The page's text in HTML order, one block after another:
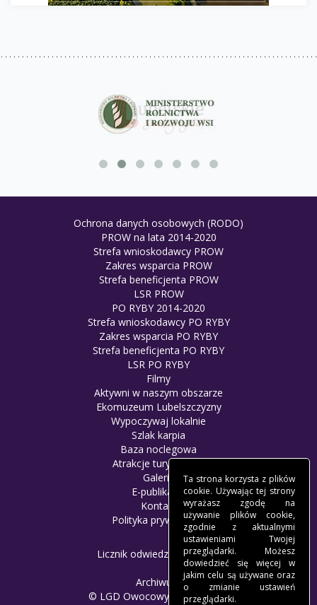
Ochrona danych osobowych (RODO)
PROW na lata 2014-2020
Strefa wnioskodawcy PROW
Zakres wsparcia PROW
Strefa beneficjenta PROW
LSR PROW
PO RYBY 2014-2020
Strefa wnioskodawcy PO RYBY
Zakres wsparcia PO RYBY
Strefa beneficjenta PO RYBY
LSR PO RYBY
Filmy
Aktywni w naszym obszarze
Ekomuzeum Lubelszczyzny
Wypoczywaj lokalnie
Szlak karpia
Baza noclegowa
Atrakcje turystyczne
Galeria
E-publikacje
Kontakt
Polityka prywatności
Licznik odwiedzin: 8378632
Archiwum
© LGD Owocowy Szlak - 2017.
Ta strona korzysta z plików
cookie. Używając tej strony
wyrażasz zgodę na
używanie plików cookie,
zgodnie z aktualnymi
ustawieniami Twojej
przeglądarki. Możesz
dowiedzieć się więcej w
jakim celu są używane oraz
o zmianie ustawień
przeglądarki.